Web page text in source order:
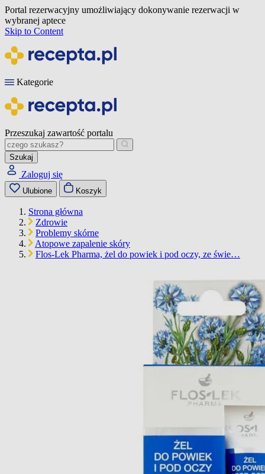
Portal rezerwacyjny umożliwiający dokonywanie rezerwacji w
wybranej aptece
Skip to Content
Kategorie
Przeszukaj zawartość portalu
Szukaj
Zaloguj się
Ulubione Koszyk
Strona główna
Zdrowie
Problemy skórne
Atopowe zapalenie skóry
Flos-Lek Pharma, żel do powiek i pod oczy, ze świe…